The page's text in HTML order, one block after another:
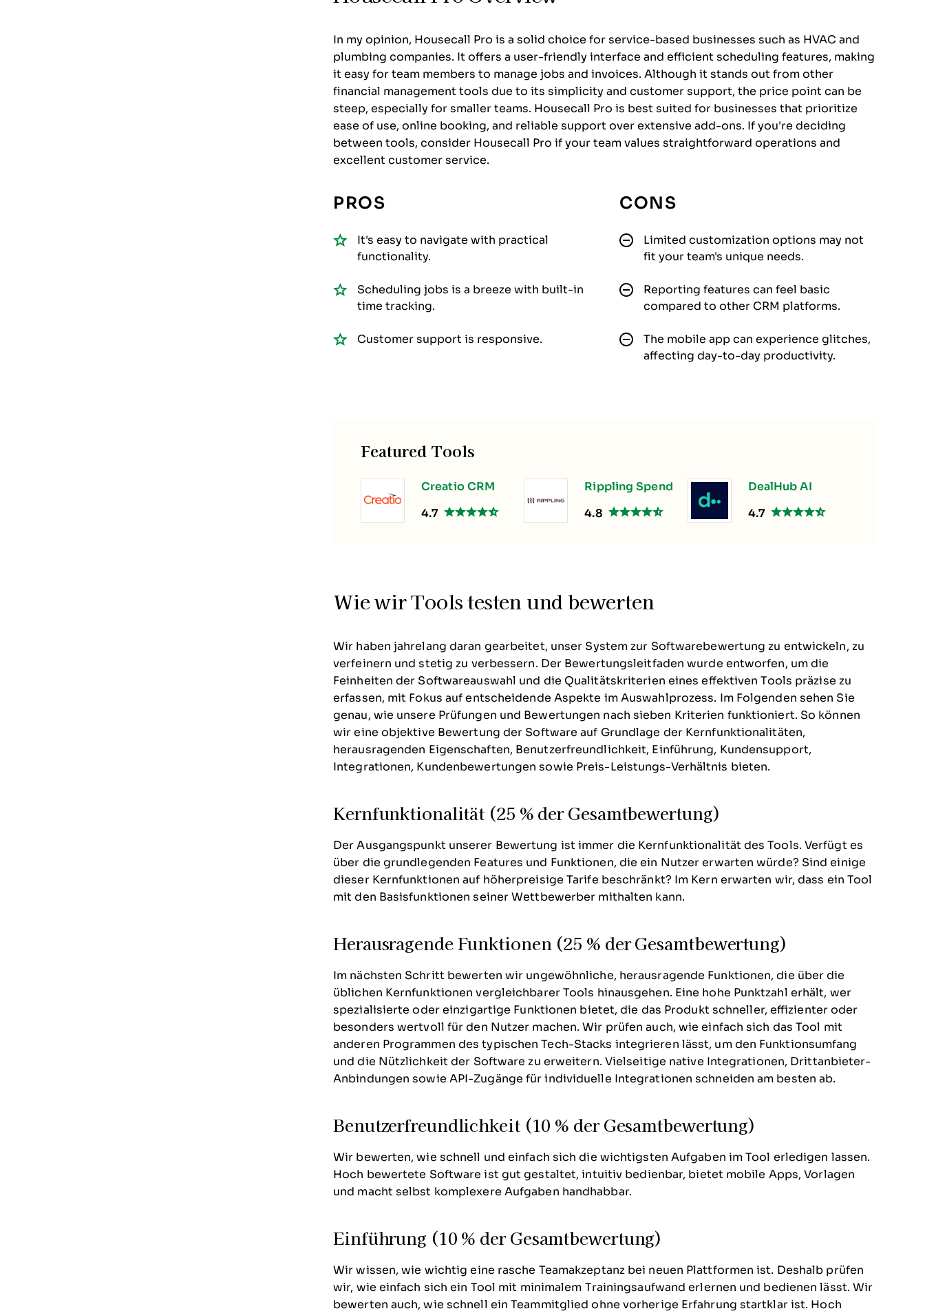
In my opinion, Housecall Pro is a solid choice for service-based businesses such as HVAC and
plumbing companies. It offers a user-friendly interface and efficient scheduling features, making
it easy for team members to manage jobs and invoices. Although it stands out from other
financial management tools due to its simplicity and customer support, the price point can be
steep, especially for smaller teams. Housecall Pro is best suited for businesses that prioritize
ease of use, online booking, and reliable support over extensive add-ons. If you're deciding
between tools, consider Housecall Pro if your team values straightforward operations and
excellent customer service.
PROS
It's easy to navigate with practical
functionality.
Scheduling jobs is a breeze with built-in
time tracking.
Customer support is responsive.
CONS
Limited customization options may not
fit your team's unique needs.
Reporting features can feel basic
compared to other CRM platforms.
The mobile app can experience glitches,
affecting day-to-day productivity.
Featured Tools
Creatio CRM
4.7
Rippling Spend
4.8
DealHub AI
4.7
Wie wir Tools testen und bewerten
Wir haben jahrelang daran gearbeitet, unser System zur Softwarebewertung zu entwickeln, zu
verfeinern und stetig zu verbessern. Der Bewertungsleitfaden wurde entworfen, um die
Feinheiten der Softwareauswahl und die Qualitätskriterien eines effektiven Tools präzise zu
erfassen, mit Fokus auf entscheidende Aspekte im Auswahlprozess. Im Folgenden sehen Sie
genau, wie unsere Prüfungen und Bewertungen nach sieben Kriterien funktioniert. So können
wir eine objektive Bewertung der Software auf Grundlage der Kernfunktionalitäten,
herausragenden Eigenschaften, Benutzerfreundlichkeit, Einführung, Kundensupport,
Integrationen, Kundenbewertungen sowie Preis-Leistungs-Verhältnis bieten.
Kernfunktionalität (25 % der Gesamtbewertung)
Der Ausgangspunkt unserer Bewertung ist immer die Kernfunktionalität des Tools. Verfügt es
über die grundlegenden Features und Funktionen, die ein Nutzer erwarten würde? Sind einige
dieser Kernfunktionen auf höherpreisige Tarife beschränkt? Im Kern erwarten wir, dass ein Tool
mit den Basisfunktionen seiner Wettbewerber mithalten kann.
Herausragende Funktionen (25 % der Gesamtbewertung)
Im nächsten Schritt bewerten wir ungewöhnliche, herausragende Funktionen, die über die
üblichen Kernfunktionen vergleichbarer Tools hinausgehen. Eine hohe Punktzahl erhält, wer
spezialisierte oder einzigartige Funktionen bietet, die das Produkt schneller, effizienter oder
besonders wertvoll für den Nutzer machen. Wir prüfen auch, wie einfach sich das Tool mit
anderen Programmen des typischen Tech-Stacks integrieren lässt, um den Funktionsumfang
und die Nützlichkeit der Software zu erweitern. Vielseitige native Integrationen, Drittanbieter-
Anbindungen sowie API-Zugänge für individuelle Integrationen schneiden am besten ab.
Benutzerfreundlichkeit (10 % der Gesamtbewertung)
Wir bewerten, wie schnell und einfach sich die wichtigsten Aufgaben im Tool erledigen lassen.
Hoch bewertete Software ist gut gestaltet, intuitiv bedienbar, bietet mobile Apps, Vorlagen
und macht selbst komplexere Aufgaben handhabbar.
Einführung (10 % der Gesamtbewertung)
Wir wissen, wie wichtig eine rasche Teamakzeptanz bei neuen Plattformen ist. Deshalb prüfen
wir, wie einfach sich ein Tool mit minimalem Trainingsaufwand erlernen und bedienen lässt. Wir
bewerten auch, wie schnell ein Teammitglied ohne vorherige Erfahrung startklar ist. Hoch